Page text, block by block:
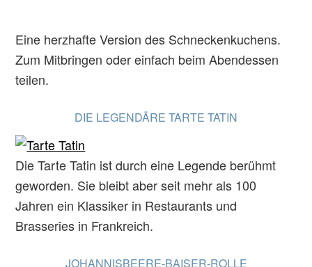
Eine herzhafte Version des Schneckenkuchens.
Zum Mitbringen oder einfach beim Abendessen
teilen.
DIE LEGENDÄRE TARTE TATIN
Die Tarte Tatin ist durch eine Legende berühmt
geworden. Sie bleibt aber seit mehr als 100
Jahren ein Klassiker in Restaurants und
Brasseries in Frankreich.
JOHANNISBEERE-BAISER-ROLLE